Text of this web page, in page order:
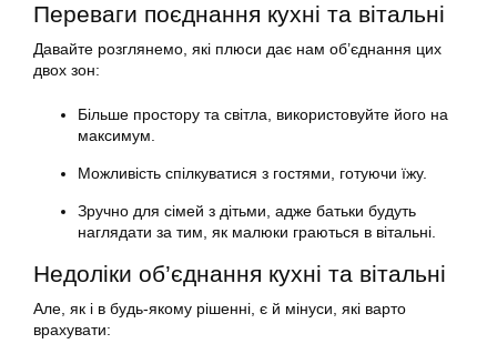
Переваги поєднання кухні та вітальні
Давайте розглянемо, які плюси дає нам об’єднання цих
двох зон:
Більше простору та світла, використовуйте його на
максимум.
Можливість спілкуватися з гостями, готуючи їжу.
Зручно для сімей з дітьми, адже батьки будуть
наглядати за тим, як малюки граються в вітальні.
Недоліки об’єднання кухні та вітальні
Але, як і в будь-якому рішенні, є й мінуси, які варто
врахувати: